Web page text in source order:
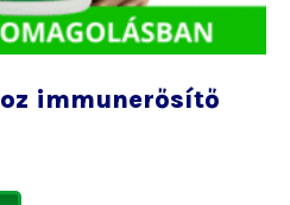
immunerősítő